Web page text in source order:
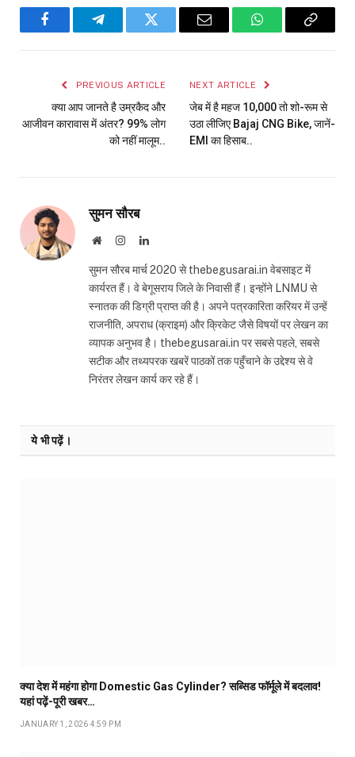
FacebookTelegramTwitter Email WhatsAppCopy
PREVIOUS ARTICLE
क्या आप जानते है उम्रकैद और
आजीवन कारावास में अंतर? 99% लोग
को नहीं मालूम..
NEXT ARTICLE
जेब में है महज ₹10,000 तो शो-रूम से
उठा लीजिए Bajaj CNG Bike, जानें-
EMI का हिसाब..
सुमन सौरब
WebsiteInstagramLinkedIn
सुमन सौरब मार्च 2020 से thebegusarai.in वेबसाइट में
कार्यरत हैं। वे बेगूसराय जिले के निवासी हैं। इन्होंने LNMU से
स्नातक की डिग्री प्राप्त की है। अपने पत्रकारिता करियर में उन्हें
राजनीति, अपराध (क्राइम) और क्रिकेट जैसे विषयों पर लेखन का
व्यापक अनुभव है। thebegusarai.in पर सबसे पहले, सबसे
सटीक और तथ्यपरक खबरें पाठकों तक पहुँचाने के उद्देश्य से वे
निरंतर लेखन कार्य कर रहे हैं।
ये भी पढ़ें।
क्या देश में महंगा होगा Domestic Gas Cylinder? सब्सिड फॉर्मूले में बदलाव!
यहां पढ़ें-पूरी खबर…
JANUARY 1, 2026 4:59 PM